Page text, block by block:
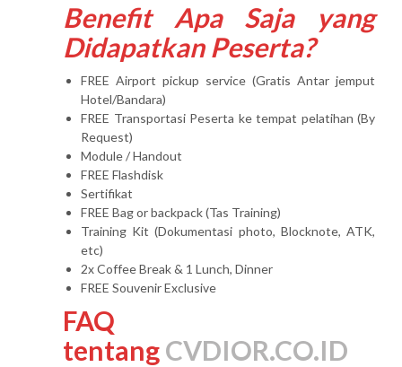
Benefit Apa Saja yang
Didapatkan Peserta?
FREE Airport pickup service (Gratis Antar jemput
Hotel/Bandara)
FREE Transportasi Peserta ke tempat pelatihan (By
Request)
Module / Handout
FREE Flashdisk
Sertifikat
FREE Bag or backpack (Tas Training)
Training Kit (Dokumentasi photo, Blocknote, ATK,
etc)
2x Coffee Break & 1 Lunch, Dinner
FREE Souvenir Exclusive
FAQ
tentangCVDIOR.CO.ID